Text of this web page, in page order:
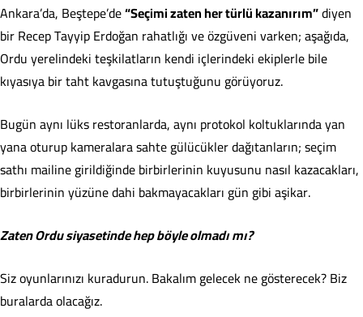
Ankara’da, Beştepe’de“Seçimi zaten her türlü kazanırım”diyen
bir Recep Tayyip Erdoğan rahatlığı ve özgüveni varken; aşağıda,
Ordu yerelindeki teşkilatların kendi içlerindeki ekiplerle bile
kıyasıya bir taht kavgasına tutuştuğunu görüyoruz.
Bugün aynı lüks restoranlarda, aynı protokol koltuklarında yan
yana oturup kameralara sahte gülücükler dağıtanların; seçim
sathı mailine girildiğinde birbirlerinin kuyusunu nasıl kazacakları,
birbirlerinin yüzüne dahi bakmayacakları gün gibi aşikar.
Zaten Ordu siyasetinde hep böyle olmadı mı?
Siz oyunlarınızı kuradurun. Bakalım gelecek ne gösterecek? Biz
buralarda olacağız.